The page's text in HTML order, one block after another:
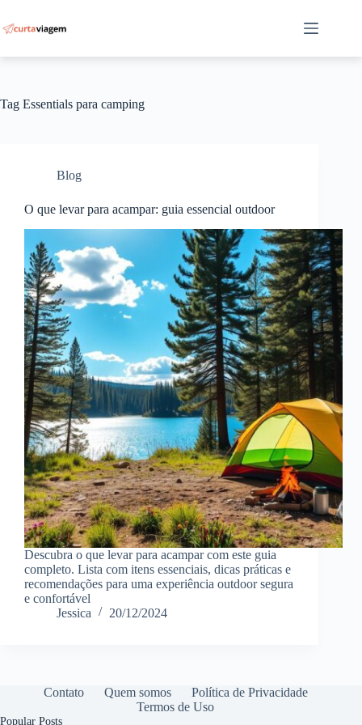
para
o
Tag Essentials para camping
Blog
O que levar para acampar: guia essencial outdoor
Descubra o que levar para acampar com este guia
completo. Lista com itens essenciais, dicas práticas e
recomendações para uma experiência outdoor segura
e confortável
Jessica
20/12/2024
Contato Quem somos
Política de Privacidade
Termos de Uso
Popular Posts